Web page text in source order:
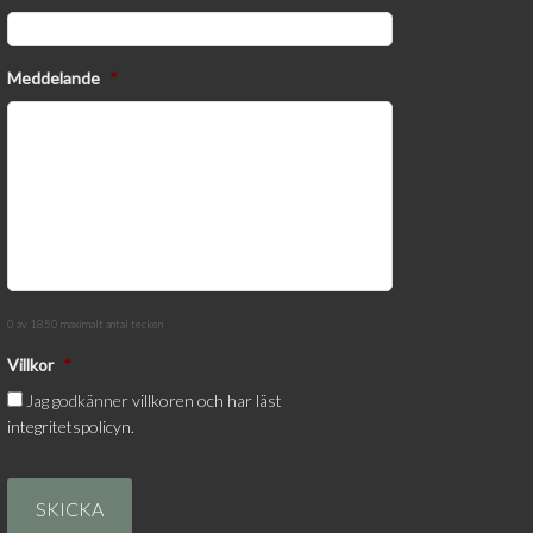
Meddelande *
0 av 1850 maximalt antal tecken
Villkor *
Jag godkännervillkoren och har läst
integritetspolicyn.